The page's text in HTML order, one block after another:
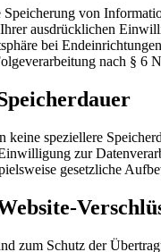
von
ausdrücklichen
bei
nach § 6
keine speziellere
zur
gesetzliche
zum Schutz der